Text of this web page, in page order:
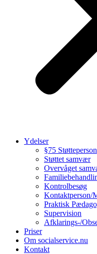
Ydelser
§75 Støtteperson
Støttet samvær
Overvåget
Kontrolbesøg
Kontaktperson/
Praktisk
Supervision
Afklarings-/
Priser
Om socialservice.nu
Kontakt